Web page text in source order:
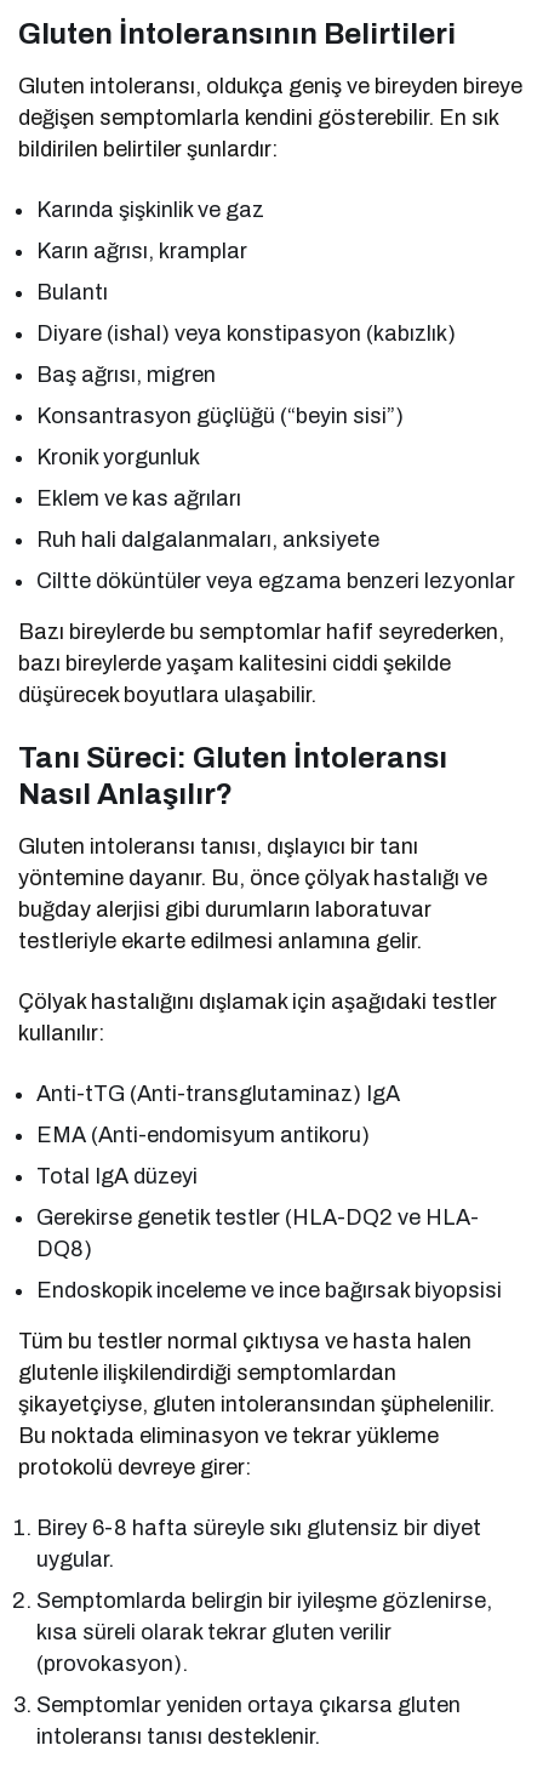
Gluten İntoleransının Belirtileri
Gluten intoleransı, oldukça geniş ve bireyden bireye
değişen semptomlarla kendini gösterebilir. En sık
bildirilen belirtiler şunlardır:
Karında şişkinlik ve gaz
Karın ağrısı, kramplar
Bulantı
Diyare (ishal) veya konstipasyon (kabızlık)
Baş ağrısı, migren
Konsantrasyon güçlüğü (“beyin sisi”)
Kronik yorgunluk
Eklem ve kas ağrıları
Ruh hali dalgalanmaları, anksiyete
Ciltte döküntüler veya egzama benzeri lezyonlar
Bazı bireylerde bu semptomlar hafif seyrederken,
bazı bireylerde yaşam kalitesini ciddi şekilde
düşürecek boyutlara ulaşabilir.
Tanı Süreci: Gluten İntoleransı
Nasıl Anlaşılır?
Gluten intoleransı tanısı, dışlayıcı bir tanı
yöntemine dayanır. Bu, önce çölyak hastalığı ve
buğday alerjisi gibi durumların laboratuvar
testleriyle ekarte edilmesi anlamına gelir.
Çölyak hastalığını dışlamak için aşağıdaki testler
kullanılır:
Anti-tTG (Anti-transglutaminaz) IgA
EMA (Anti-endomisyum antikoru)
Total IgA düzeyi
Gerekirse genetik testler (HLA-DQ2 ve HLA-
DQ8)
Endoskopik inceleme ve ince bağırsak biyopsisi
Tüm bu testler normal çıktıysa ve hasta halen
glutenle ilişkilendirdiği semptomlardan
şikayetçiyse, gluten intoleransından şüphelenilir.
Bu noktada eliminasyon ve tekrar yükleme
protokolü devreye girer:
Birey 6-8 hafta süreyle sıkı glutensiz bir diyet
uygular.
Semptomlarda belirgin bir iyileşme gözlenirse,
kısa süreli olarak tekrar gluten verilir
(provokasyon).
Semptomlar yeniden ortaya çıkarsa gluten
intoleransı tanısı desteklenir.